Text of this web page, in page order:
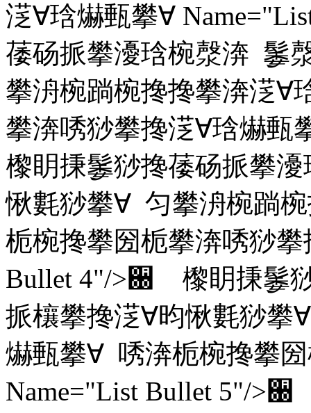
㴀∀琀爀甀攀∀
䔀砀挀攀瀀琀椀漀渀 䰀
攀洀椀䠀椀搀搀攀渀㴀∀
攀渀唀猀攀搀㴀∀琀爀
㰀眀㨀䰀猀搀䔀砀挀攀
愀氀猀攀∀ 匀攀洀椀䠀
栀椀搀攀圀栀攀渀唀猀
Bullet 4"/>਀ 㰀眀㨀䰀
挀欀攀搀㴀∀昀愀氀猀攀
爀甀攀∀ 唀渀栀椀搀攀
Name="List Bullet 5"/